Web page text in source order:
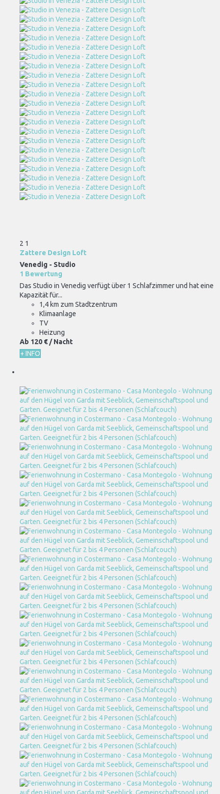
2 1
Zattere Design Loft
Venedig - Studio
1 Bewertung
Das Studio in Venedig verfügt über 1 Schlafzimmer und hat eine
Kapazität für...
1,4 km zum Stadtzentrum
Klimaanlage
TV
Heizung
Ab 120 € / Nacht
+ INFO